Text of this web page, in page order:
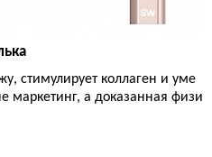
стимулирует коллаген и уме
маркетинг, а доказанная физи